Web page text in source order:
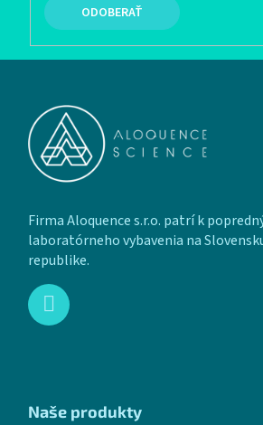
PRIHLÁSIŤ SA
Firma Aloquence s.r.o. patrí k
laboratórneho vybavenia na
republike.
Naše produkty